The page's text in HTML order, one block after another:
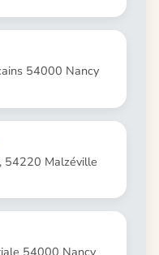
54000 Nancy
54220 Malzéville